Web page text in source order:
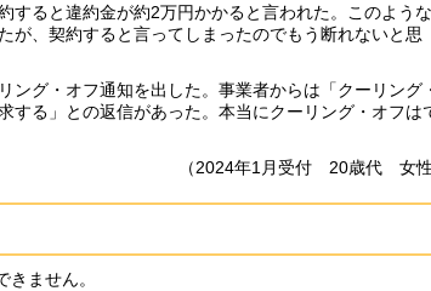
ると違約金が約2万円かかると言われた。このよう
が、契約すると言ってしまったのでもう断れないと思
グ・オフ通知を出した。事業者からは「クーリング
する」との返信があった。本当にクーリング・オフは
（2024年1月受付 20歳代 女
きません。